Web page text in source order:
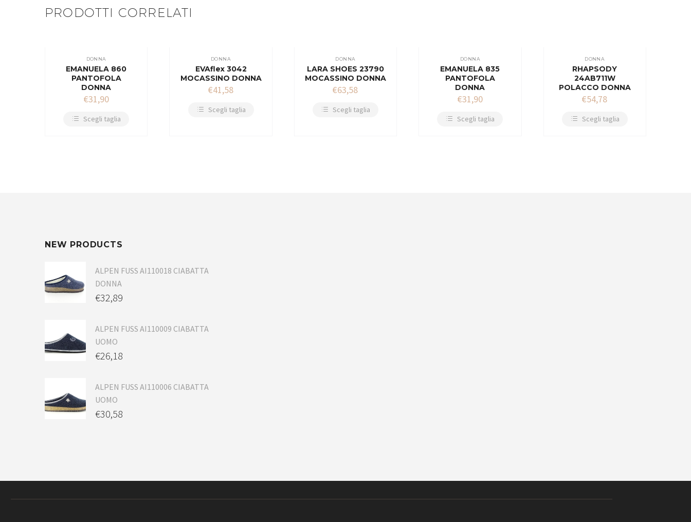
PRODOTTI CORRELATI
DONNA
EMANUELA 860
PANTOFOLA
DONNA
€31,90
Scegli taglia
DONNA
EVAflex 3042
MOCASSINO DONNA
€41,58
Scegli taglia
DONNA
LARA SHOES 23790
MOCASSINO DONNA
€63,58
Scegli taglia
DONNA
EMANUELA 835
PANTOFOLA
DONNA
€31,90
Scegli taglia
DONNA
RHAPSODY
24AB711W
POLACCO DONNA
€54,78
Scegli taglia
NEW PRODUCTS
ALPEN FUSS AI110018 CIABATTA
DONNA
€32,89
ALPEN FUSS AI110009 CIABATTA
UOMO
€26,18
ALPEN FUSS AI110006 CIABATTA
UOMO
€30,58